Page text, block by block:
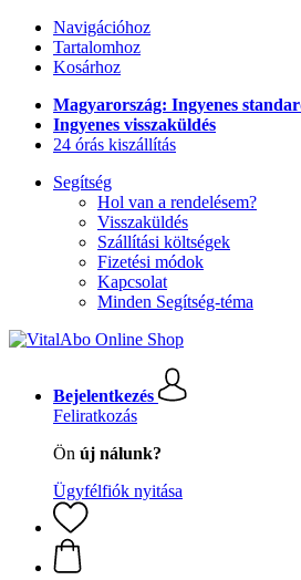
Navigációhoz
Tartalomhoz
Kosárhoz
Magyarország: Ingyenes
Ingyenes visszaküldés
24 órás kiszállítás
Segítség
Hol van a rendelésem?
Visszaküldés
Szállítási költségek
Fizetési módok
Kapcsolat
Minden Segítség-téma
Bejelentkezés
Feliratkozás
Ön új nálunk?
Ügyfélfiók nyitása